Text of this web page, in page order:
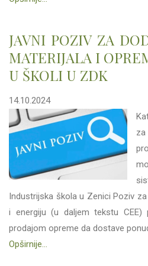
JAVNI POZIV ZA
MATERIJALA I
U ŠKOLI U ZDK
14.10.2024
Industrijska škola u Zenici Poziv
i energiju (u daljem tekstu
prodajom opreme da dostave
Opširnije...